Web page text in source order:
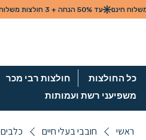
כל החולצות חולצות רבי מכר
משפיעני רשת ועמותות
ראשי חובבי בעלי חיים כלבים